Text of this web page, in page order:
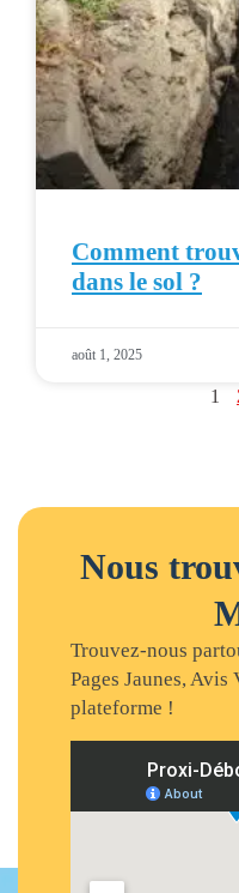
Comment
dans le sol ?
août 1, 2025
1
Nous
Trouvez-nous
Pages Jaunes,
plateforme !